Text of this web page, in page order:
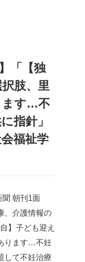
「【独
肢、里
ます…不
指針」
福祉学
聞 朝刊1面
、介護情報の
】子ども迎え
ります…不妊
して不妊治療